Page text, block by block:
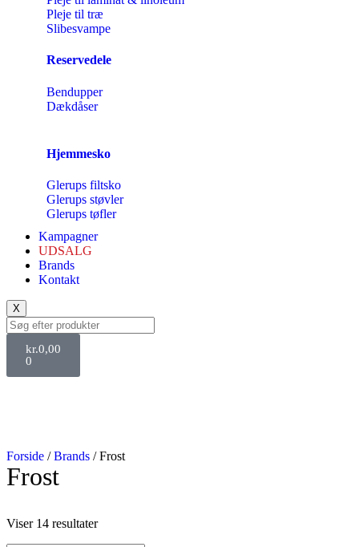
Pleje til træ
Slibesvampe
Reservedele
Bendupper
Dækdåser
Hjemmesko
Glerups filtsko
Glerups støvler
Glerups tøfler
Kampagner
UDSALG
Brands
Kontakt
X
kr.0,00
0
Forside /Brands / Frost
Frost
Viser 14 resultater